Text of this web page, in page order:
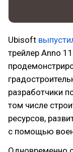
Ubisoft
трейлер Anno
разработчики
том числе
ресурсов,
с помощью